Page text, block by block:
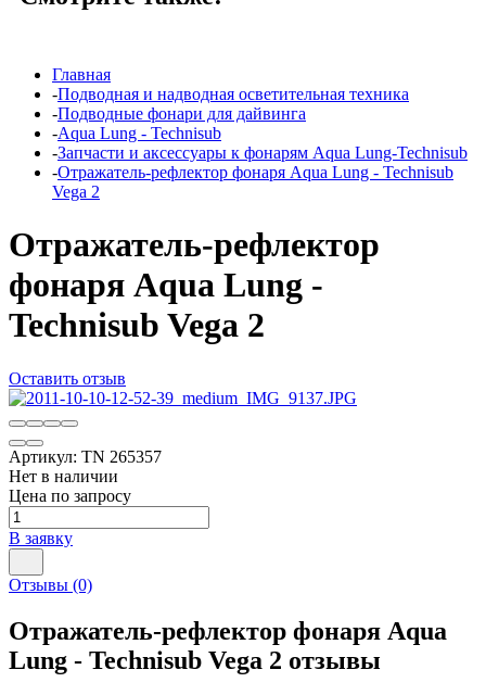
Главная
-Подводная и надводная осветительная техника
-Подводные фонари для дайвинга
-Aqua Lung - Technisub
-Запчасти и аксессуары к фонарям Aqua Lung-Technisub
-Отражатель-рефлектор фонаря Aqua Lung - Technisub
Vega 2
Отражатель-рефлектор
фонаря Aqua Lung -
Technisub Vega 2
Оставить отзыв
Артикул: TN 265357
Нет в наличии
Цена по запросу
В заявку
Отзывы (0)
Отражатель-рефлектор фонаря Aqua
Lung - Technisub Vega 2 отзывы